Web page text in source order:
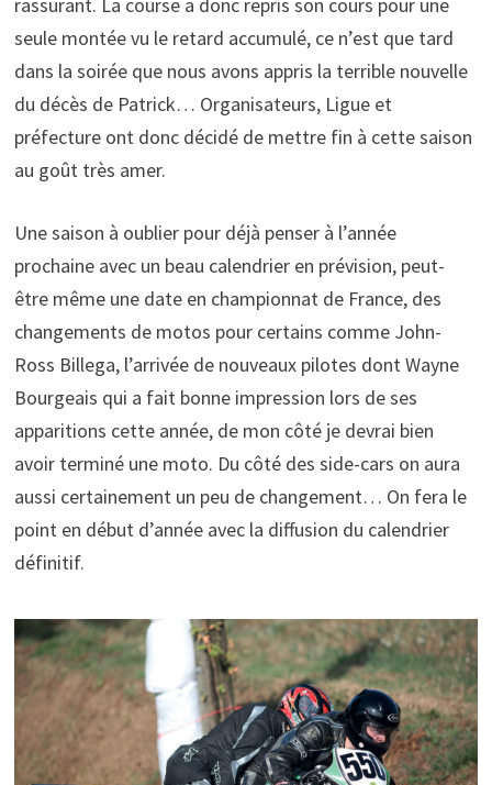
seule montée vu le retard accumulé, ce n’est que tard
dans la soirée que nous avons appris la terrible nouvelle
du décès de Patrick… Organisateurs, Ligue et
préfecture ont donc décidé de mettre fin à cette saison
au goût très amer.
Une saison à oublier pour déjà penser à l’année
prochaine avec un beau calendrier en prévision, peut-
être même une date en championnat de France, des
changements de motos pour certains comme John-
Ross Billega, l’arrivée de nouveaux pilotes dont Wayne
Bourgeais qui a fait bonne impression lors de ses
apparitions cette année, de mon côté je devrai bien
avoir terminé une moto. Du côté des side-cars on aura
aussi certainement un peu de changement… On fera le
point en début d’année avec la diffusion du calendrier
définitif.